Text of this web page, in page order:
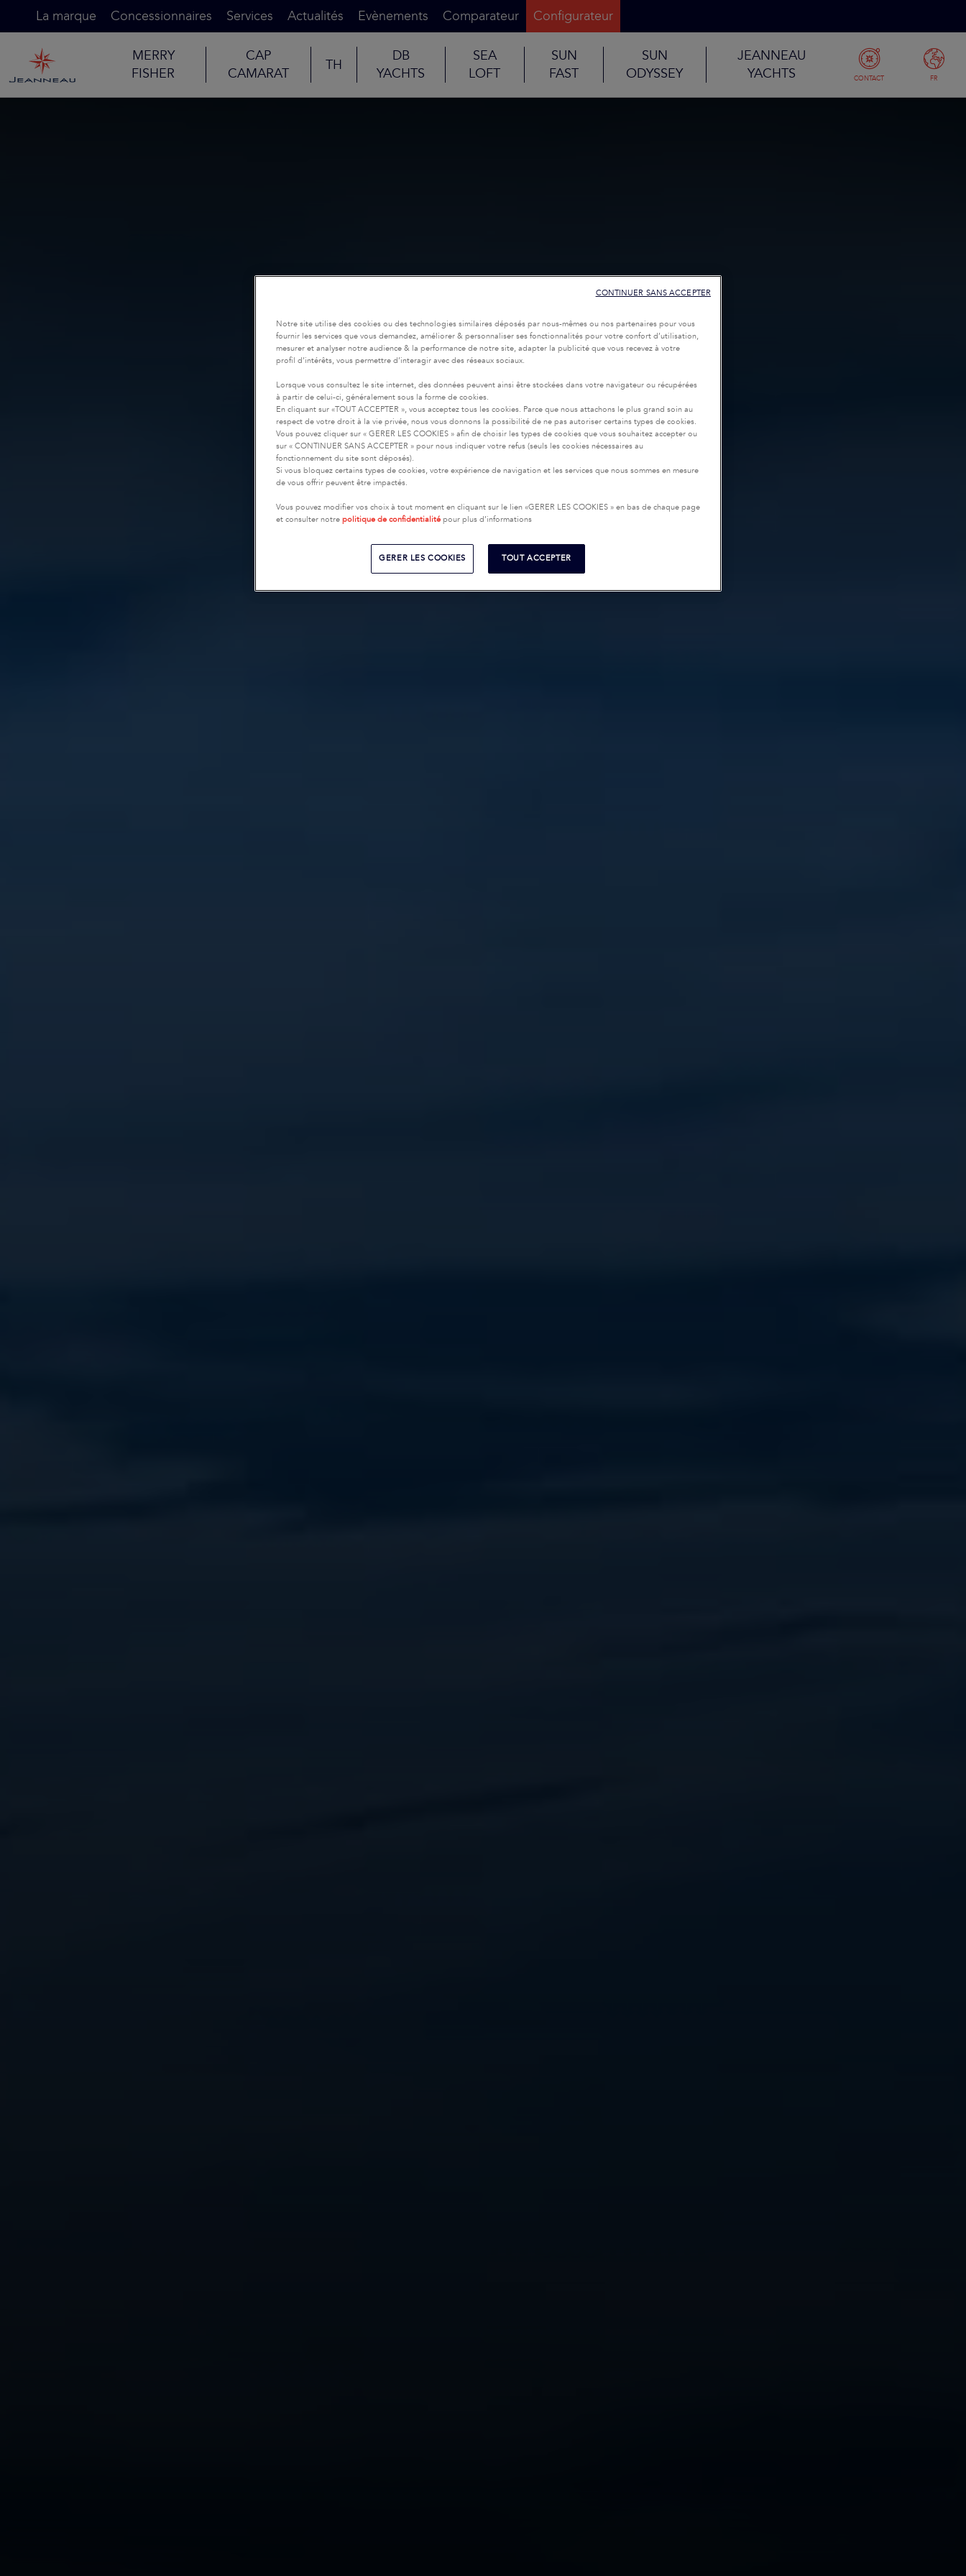
La marque Concessionnaires Services Actualités Evènements Comparateur Configurateur
MERRY
FISHER
CAP
CAMARAT
TH
DB
YACHTS
SEA
LOFT
SUN
FAST
SUN
ODYSSEY
JEANNEAU
YACHTS
CONTACT FR
Notre site utilise des cookies ou des technologies similaires déposés par nous-mêmes ou nos partenaires pour vous
fournir les services que vous demandez, améliorer & personnaliser ses fonctionnalités pour votre confort d’utilisation,
mesurer et analyser notre audience & la performance de notre site, adapter la publicité que vous recevez à votre
profil d’intérêts, vous permettre d’interagir avec des réseaux sociaux.
Lorsque vous consultez le site internet, des données peuvent ainsi être stockées dans votre navigateur ou récupérées
à partir de celui-ci, généralement sous la forme de cookies.
En cliquant sur «TOUT ACCEPTER », vous acceptez tous les cookies. Parce que nous attachons le plus grand soin au
respect de votre droit à la vie privée, nous vous donnons la possibilité de ne pas autoriser certains types de cookies.
Vous pouvez cliquer sur « GERER LES COOKIES » afin de choisir les types de cookies que vous souhaitez accepter ou
sur « CONTINUER SANS ACCEPTER » pour nous indiquer votre refus (seuls les cookies nécessaires au
fonctionnement du site sont déposés).
Si vous bloquez certains types de cookies, votre expérience de navigation et les services que nous sommes en mesure
de vous offrir peuvent être impactés.
Vous pouvez modifier vos choix à tout moment en cliquant sur le lien «GERER LES COOKIES » en bas de chaque page
et consulter notre politique de confidentialité pour plus d’informations
GERER LES COOKIES TOUT ACCEPTER
CONTINUER SANS ACCEPTER